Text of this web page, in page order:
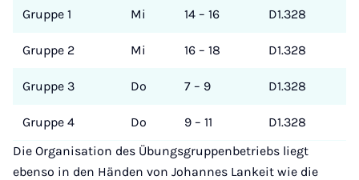
Gruppe 1 Mi 14 – 16 D1.328
Gruppe 2 Mi 16 – 18 D1.328
Gruppe 3 Do 7 – 9 D1.328
Gruppe 4 Do 9 – 11
D1.328
Die Organisation des Übungsgruppenbetriebs liegt
ebenso in den Händen von Johannes Lankeit wie die